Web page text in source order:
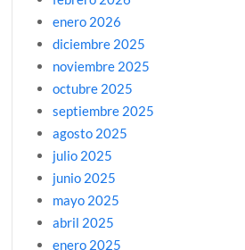
enero 2026
diciembre 2025
noviembre 2025
octubre 2025
septiembre 2025
agosto 2025
julio 2025
junio 2025
mayo 2025
abril 2025
enero 2025